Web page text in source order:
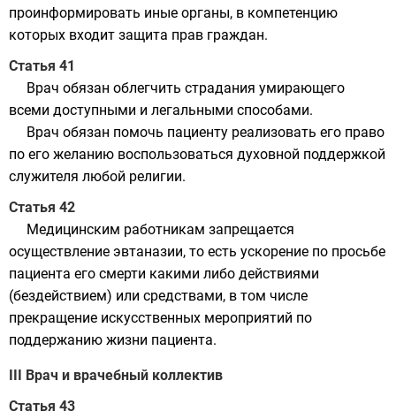
проинформировать иные органы, в компетенцию
которых входит защита прав граждан.
Статья 41
Врач обязан облегчить страдания умирающего
всеми доступными и легальными способами.
Врач обязан помочь пациенту реализовать его право
по его желанию воспользоваться духовной поддержкой
служителя любой религии.
Статья 42
Медицинским работникам запрещается
осуществление эвтаназии, то есть ускорение по просьбе
пациента его смерти какими либо действиями
(бездействием) или средствами, в том числе
прекращение искусственных мероприятий по
поддержанию жизни пациента.
III Врач и врачебный коллектив
Статья 43